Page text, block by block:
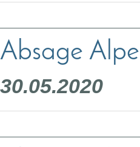
Absage
30.05.2020